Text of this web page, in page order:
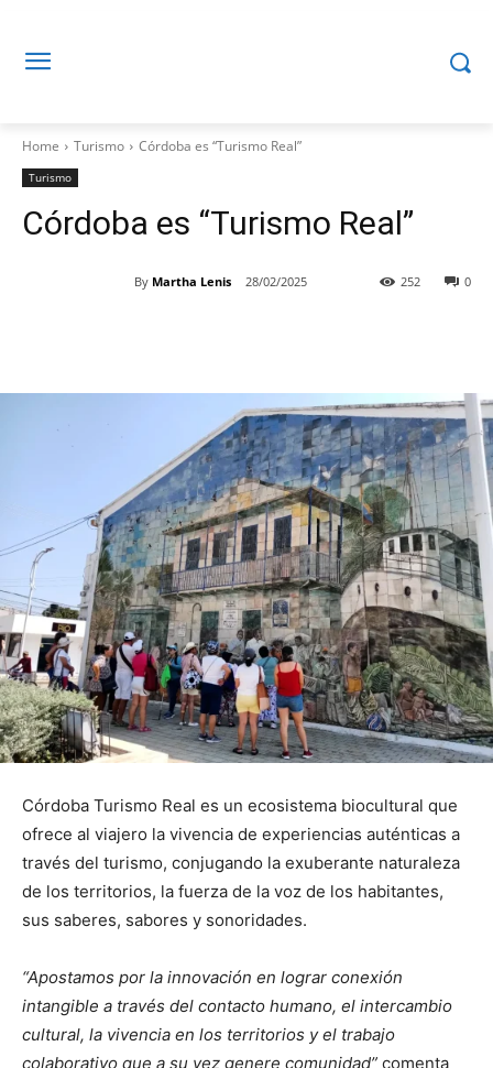
Home Turismo Córdoba es “Turismo Real”
Turismo
Córdoba es “Turismo Real”
By Martha Lenis 28/02/2025 0
252
Córdoba Turismo Real es un ecosistema biocultural que
ofrece al viajero la vivencia de experiencias auténticas a
través del turismo, conjugando la exuberante naturaleza
de los territorios, la fuerza de la voz de los habitantes,
sus saberes, sabores y sonoridades.
“Apostamos por la innovación en lograr conexión
intangible a través del contacto humano, el intercambio
cultural, la vivencia en los territorios y el trabajo
colaborativo que a su vez genere comunidad” comenta